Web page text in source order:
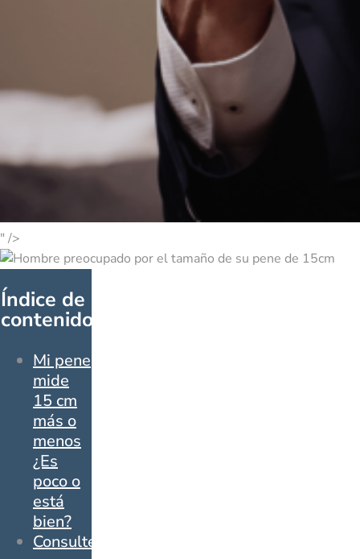
" />
Índice de
contenido
Mi pene
mide
15 cm
más o
menos
¿Es
poco o
está
bien?
Consulte